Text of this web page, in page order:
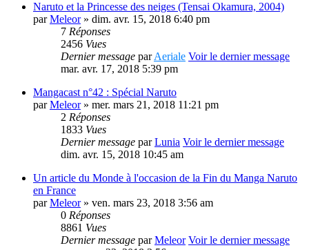
Naruto et la Princesse des neiges (Tensai Okamura, 2004)
parMeleor» dim. avr. 15, 2018 6:40 pm
7 Réponses
2456 Vues
Dernier message parAeriale Voir le dernier message
mar. avr. 17, 2018 5:39 pm
Mangacast n°42 : Spécial Naruto
parMeleor» mer. mars 21, 2018 11:21 pm
2 Réponses
1833 Vues
Dernier message parLunia Voir le dernier message
dim. avr. 15, 2018 10:45 am
Un article du Monde à l'occasion de la Fin du Manga Naruto
en France
parMeleor» ven. mars 23, 2018 3:56 am
0 Réponses
8861 Vues
Dernier message parMeleor Voir le dernier message